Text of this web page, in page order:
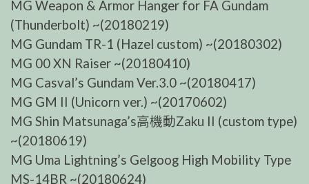
MG Weapon & Armor Hanger for FA Gundam
(Thunderbolt) ~(20180219)
MG Gundam TR-1 (Hazel custom) ~(20180302)
MG 00 XN Raiser ~(20180410)
MG Casval’s Gundam Ver.3.0 ~(20180417)
MG GM II (Unicorn ver.) ~(20170602)
MG Shin Matsunaga’s高機動Zaku II (custom type)
~(20180619)
MG Uma Lightning’s Gelgoog High Mobility Type
MS-14BR ~(20180624)